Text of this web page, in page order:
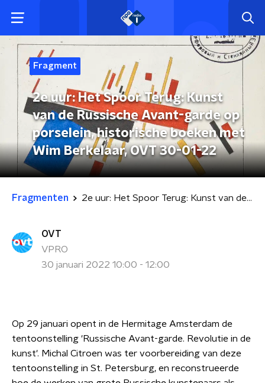
Fragment
2e uur: Het Spoor Terug: Kunst
van de Russische Avant-garde op
porselein, historische boeken met
Wim Berkelaar, OVT 30-01-22
Fragmenten 2e uur: Het Spoor Terug: Kunst van de Russische Avant-garde op porselein, historische boeken met Wim Berkelaar, OVT 30-01-22
OVT
VPRO
30 januari 2022 10:00 - 12:00
Op 29 januari opent in de Hermitage Amsterdam de
tentoonstelling 'Russische Avant-garde. Revolutie in de
kunst'. Michal Citroen was ter voorbereiding van deze
tentoonstelling in St. Petersburg, en reconstrueerde